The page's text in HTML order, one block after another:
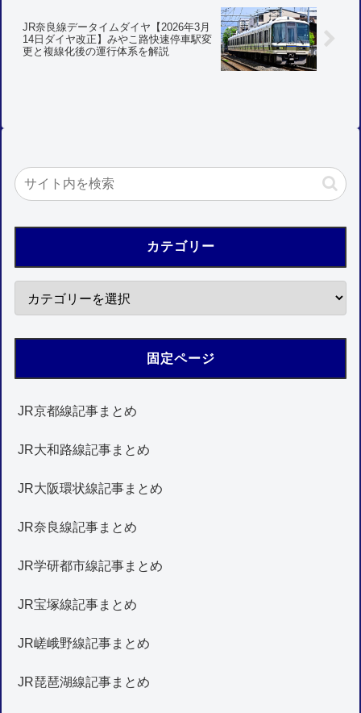
JR奈良線データイムダイヤ【2026年3月
14日ダイヤ改正】みやこ路快速停車駅変
更と複線化後の運行体系を解説
カテゴリー
固定ページ
JR京都線記事まとめ
JR大和路線記事まとめ
JR大阪環状線記事まとめ
JR奈良線記事まとめ
JR学研都市線記事まとめ
JR宝塚線記事まとめ
JR嵯峨野線記事まとめ
JR琵琶湖線記事まとめ